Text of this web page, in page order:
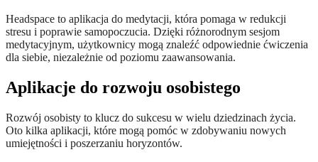
Headspace to aplikacja do medytacji, która pomaga w redukcji
stresu i poprawie samopoczucia. Dzięki różnorodnym sesjom
medytacyjnym, użytkownicy mogą znaleźć odpowiednie ćwiczenia
dla siebie, niezależnie od poziomu zaawansowania.
Aplikacje do rozwoju osobistego
Rozwój osobisty to klucz do sukcesu w wielu dziedzinach życia.
Oto kilka aplikacji, które mogą pomóc w zdobywaniu nowych
umiejętności i poszerzaniu horyzontów.